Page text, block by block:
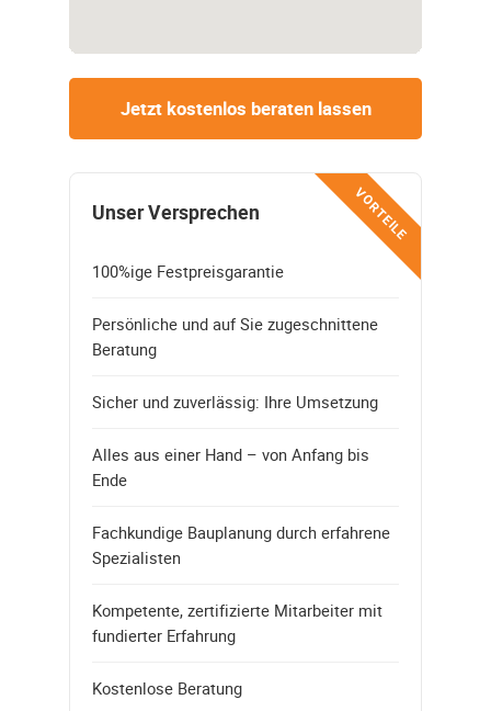
Jetzt kostenlos beraten lassen
VORTEILE
Unser Versprechen
100%ige Festpreisgarantie
Persönliche und auf Sie zugeschnittene
Beratung
Sicher und zuverlässig: Ihre Umsetzung
Alles aus einer Hand – von Anfang bis
Ende
Fachkundige Bauplanung durch erfahrene
Spezialisten
Kompetente, zertifizierte Mitarbeiter mit
fundierter Erfahrung
Kostenlose Beratung